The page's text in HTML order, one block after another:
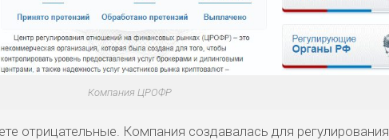
Компания ЦРОФР
отрицательные. Компания создавалась для регулирования